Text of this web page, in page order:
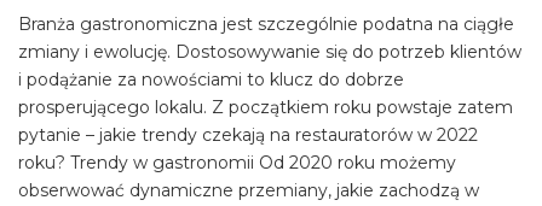
Branża gastronomiczna jest szczególnie podatna na ciągłe
zmiany i ewolucję. Dostosowywanie się do potrzeb klientów
i podążanie za nowościami to klucz do dobrze
prosperującego lokalu. Z początkiem roku powstaje zatem
pytanie – jakie trendy czekają na restauratorów w 2022
roku? Trendy w gastronomii Od 2020 roku możemy
obserwować dynamiczne przemiany, jakie zachodzą w